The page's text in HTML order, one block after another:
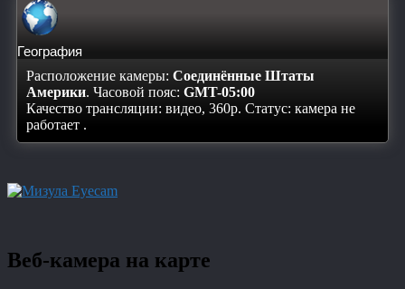
География
Расположение камеры: Соединённые Штаты
Америки. Часовой пояс: GMT-05:00
Качество трансляции: видео, 360p. Статус: камера не
работает .
Веб-камера на карте